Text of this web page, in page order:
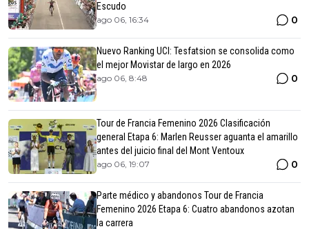
Escudo
ago 06, 16:34 0
Nuevo Ranking UCI: Tesfatsion se consolida como
el mejor Movistar de largo en 2026
ago 06, 8:48 0
Tour de Francia Femenino 2026 Clasificación
general Etapa 6: Marlen Reusser aguanta el amarillo
antes del juicio final del Mont Ventoux
ago 06, 19:07 0
Parte médico y abandonos Tour de Francia
Femenino 2026 Etapa 6: Cuatro abandonos azotan
la carrera